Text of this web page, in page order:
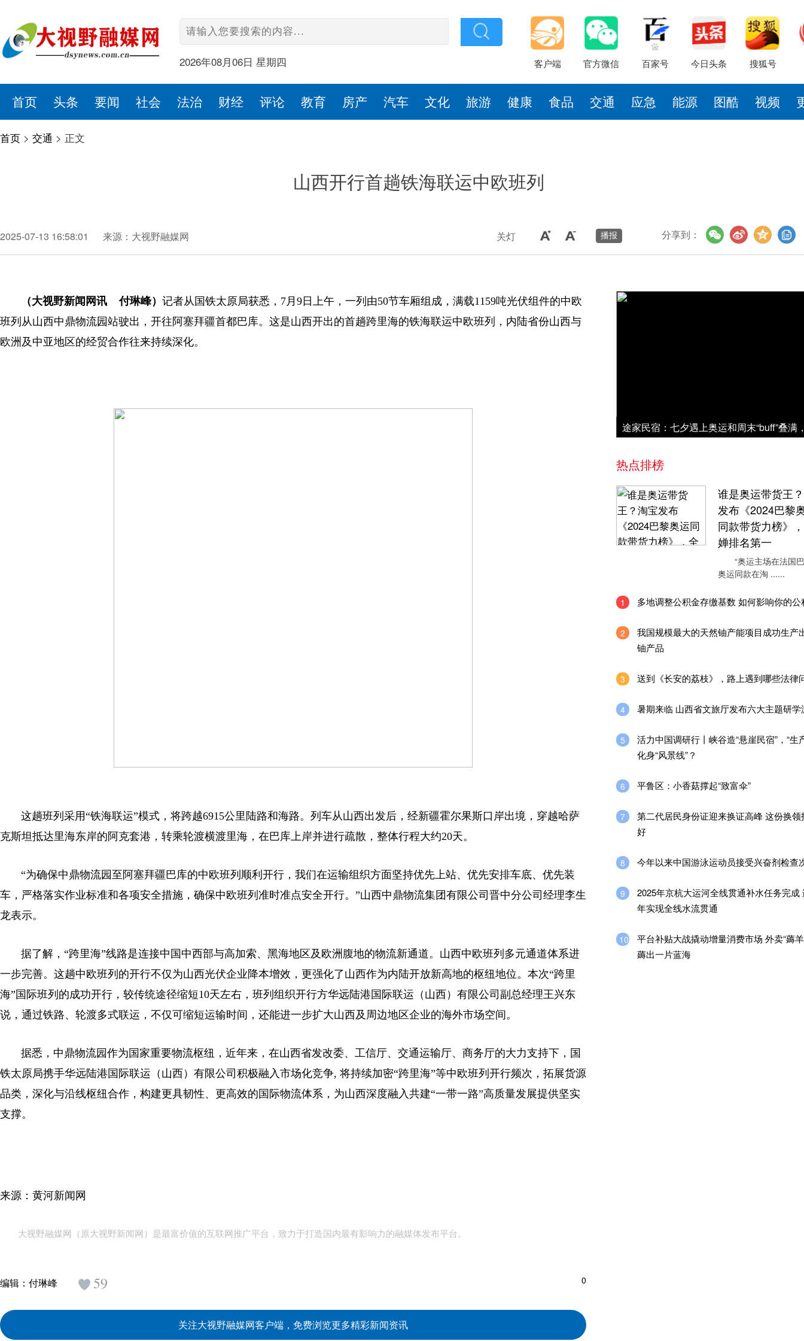
2026年08月06日 星期四 客户端 官方微信 百家号 今日头条 搜狐号
首页 头条 要闻 社会 法治 财经 评论 教育 房产 汽车 文化 旅游 健康 食品 交通 应急 能源 图酷 视频
首页 > 交通 > 正文
山西开行首趟铁海联运中欧班列
2025-07-13 16:58:01 来源：大视野融媒网 关灯 分享到：
（大视野新闻网讯 付琳峰） 记者从国铁太原局获悉，7月9日上午，一列由50节车厢组成，满载1159吨光伏组件的中欧
班列从山西中鼎物流园站驶出，开往阿塞拜疆首都巴库。这是山西开出的首趟跨里海的铁海联运中欧班列，内陆省份山西与
欧洲及中亚地区的经贸合作往来持续深化。
这趟班列采用“铁海联运”模式，将跨越6915公里陆路和海路。列车从山西出发后，经新疆霍尔果斯口岸出境，穿越哈萨
克斯坦抵达里海东岸的阿克套港，转乘轮渡横渡里海，在巴库上岸并进行疏散，整体行程大约20天。
“为确保中鼎物流园至阿塞拜疆巴库的中欧班列顺利开行，我们在运输组织方面坚持优先上站、优先安排车底、优先装
车，严格落实作业标准和各项安全措施，确保中欧班列准时准点安全开行。”山西中鼎物流集团有限公司晋中分公司经理李生
龙表示。
据了解，“跨里海”线路是连接中国中西部与高加索、黑海地区及欧洲腹地的物流新通道。山西中欧班列多元通道体系进
一步完善。这趟中欧班列的开行不仅为山西光伏企业降本增效，更强化了山西作为内陆开放新高地的枢纽地位。本次“跨里
海”国际班列的成功开行，较传统途径缩短10天左右，班列组织开行方华远陆港国际联运（山西）有限公司副总经理王兴东
说，通过铁路、轮渡多式联运，不仅可缩短运输时间，还能进一步扩大山西及周边地区企业的海外市场空间。
据悉，中鼎物流园作为国家重要物流枢纽，近年来，在山西省发改委、工信厅、交通运输厅、商务厅的大力支持下，国
铁太原局携手华远陆港国际联运（山西）有限公司积极融入市场化竞争, 将持续加密“跨里海”等中欧班列开行频次，拓展货源
品类，深化与沿线枢纽合作，构建更具韧性、更高效的国际物流体系，为山西深度融入共建“一带一路”高质量发展提供坚实
支撑。
来源：黄河新闻网
大视野融媒网（原大视野新闻网）是最富价值的互联网推广平台，致力于打造国内最有影响力的融媒体发布平台。
编辑： 付琳峰 59 0
关注大视野融媒网客户端，免费浏览更多精彩新闻资讯
热点排榜
谁是奥运带货王
发布《2024巴黎
同款带货力榜》
婵排名第一
“奥运主场在法国
奥运同款在淘 ......
1 多地调整公积金存缴基数 如何影响你的公
2
我国规模最大的天然铀产能项目成功生产
铀产品
3 送到《长安的荔枝》，路上遇到哪些法律
4 暑期来临 山西省文旅厅发布六大主题研学
5
活力中国调研行丨峡谷造“悬崖民宿”，“生
化身“风景线”？
6 平鲁区：小香菇撑起“致富伞”
7
第二代居民身份证迎来换证高峰 这份换领
好
8 今年以来中国游泳运动员接受兴奋剂检查
9
2025年京杭大运河全线贯通补水任务完成
年实现全线水流贯通
10
平台补贴大战撬动增量消费市场 外卖“薅
薅出一片蓝海